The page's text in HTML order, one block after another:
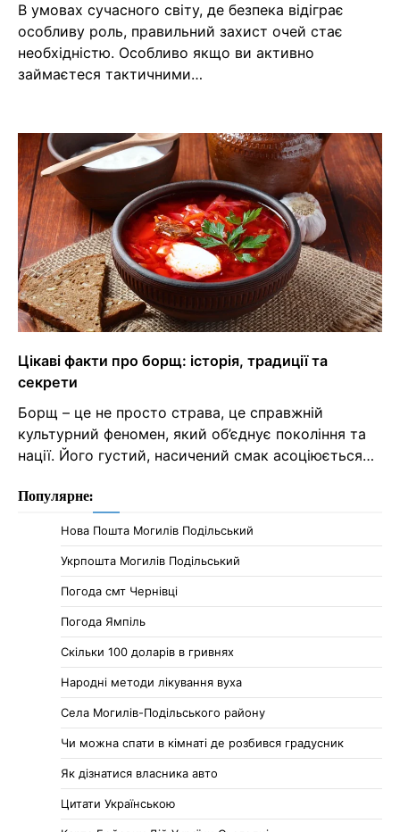
В умовах сучасного світу, де безпека відіграє
особливу роль, правильний захист очей стає
необхідністю. Особливо якщо ви активно
займаєтеся тактичними…
Цікаві факти про борщ: історія, традиції та
секрети
Борщ – це не просто страва, це справжній
культурний феномен, який об’єднує покоління та
нації. Його густий, насичений смак асоціюється…
Популярне:
Нова Пошта Могилів Подільський
Укрпошта Могилів Подільський
Погода смт Чернівці
Погода Ямпіль
Cкільки 100 доларів в гривнях
Народні методи лікування вуха
Села Могилів-Подільського району
Чи можна спати в кімнаті де розбився градусник
Як дізнатися власника авто
Цитати Українською